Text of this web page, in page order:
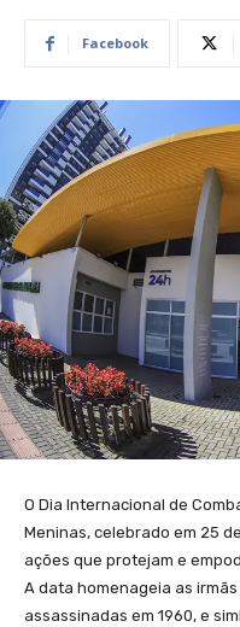
Facebook
O Dia Internacional de
Meninas, celebrado em 25
ações que protejam e
A data homenageia as
assassinadas em 1960, e